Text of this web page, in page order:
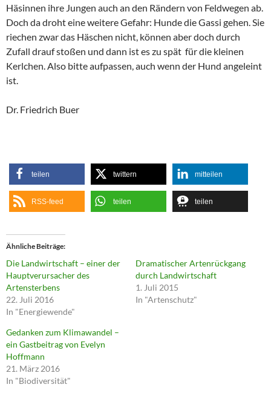
Häsinnen ihre Jungen auch an den Rändern von Feldwegen ab.
Doch da droht eine weitere Gefahr: Hunde die Gassi gehen. Sie
riechen zwar das Häschen nicht, können aber doch durch
Zufall drauf stoßen und dann ist es zu spät für die kleinen
Kerlchen. Also bitte aufpassen, auch wenn der Hund angeleint
ist.
Dr. Friedrich Buer
teilen twittern mitteilen
RSS-feed teilen teilen
Ähnliche Beiträge
Die Landwirtschaft – einer der
Hauptverursacher des
Artensterbens
22. Juli 2016
In "Energiewende"
Dramatischer Artenrückgang
durch Landwirtschaft
1. Juli 2015
In "Artenschutz"
Gedanken zum Klimawandel –
ein Gastbeitrag von Evelyn
Hoffmann
21. März 2016
In "Biodiversität"